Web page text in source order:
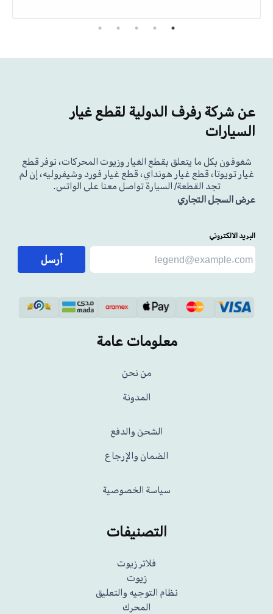
عن شركة رفرف الدولية لقطع غيار
السيارات
شغوفون بكل ما يتعلق بقطع الغيار وزيوت المحركات، نوفر قطع
غيار تويوتا، قطع غيار هونداي، قطع غيار فورد وشيفروليه، إن لم
تجد القطعة/ السيارة تواصل معنا على الواتس.
عرض السجل التجاري
البريد الالكتروني
أرسل
معلومات عامة
من نحن
المدونة
الشحن والدفع
الضمان والإرجاع
سياسة الخصوصية
التصنيفات
فلاتر زيوت
زيوت
نظام التوجيه والتعليق
المحرك